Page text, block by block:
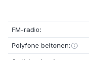
FM-radio:
Polyfone beltonen: